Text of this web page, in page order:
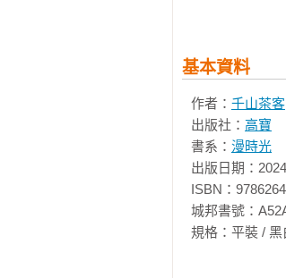
基本資料
作者： 千山茶客
出版社： 高寶
書系： 漫時光
出版日期：
ISBN：
城邦書號：
規格：平裝 /